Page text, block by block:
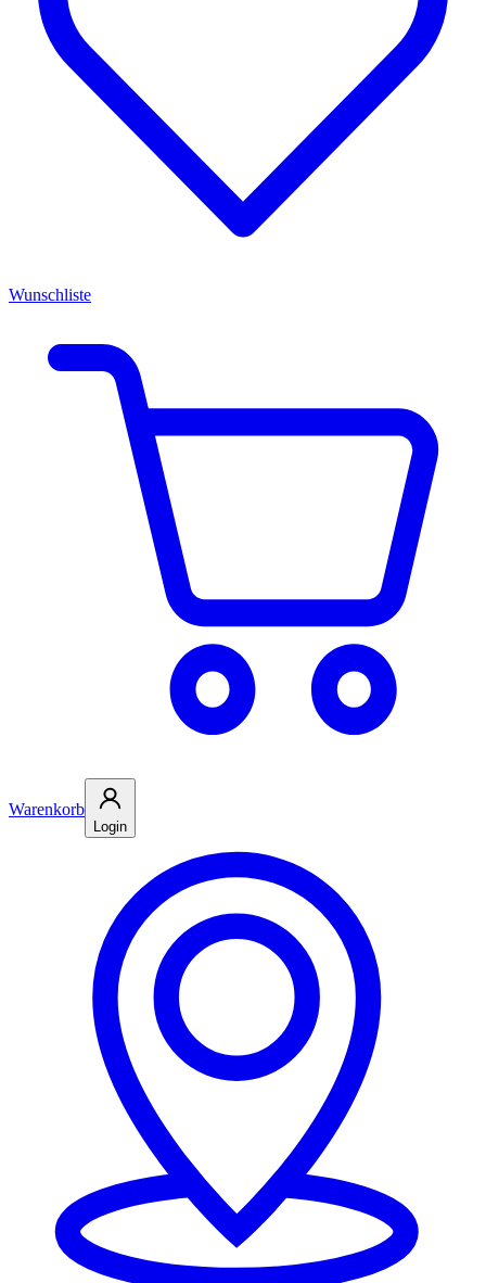
Wunschliste
Warenkorb
Login